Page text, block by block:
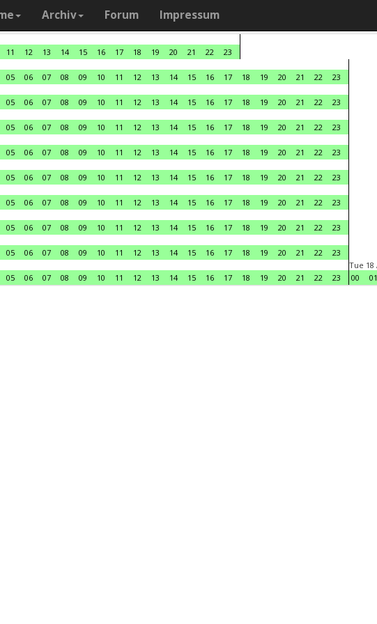
Archiv Forum Impressum
11 12 13 14 15 16 17 18 19 20 21 22
23
05 06 07 08 09 10 11 12 13 14 15 16 17 18 19 20 21 22
23
05 06 07 08 09 10 11 12 13 14 15 16 17 18 19 20 21 22
23
05 06 07 08 09 10 11 12 13 14 15 16 17 18 19 20 21 22
23
05 06 07 08 09 10 11 12 13 14 15 16 17 18 19 20 21 22
23
05 06 07 08 09 10 11 12 13 14 15 16 17 18 19 20 21 22
23
05 06 07 08 09 10 11 12 13 14 15 16 17 18 19 20 21 22
23
05 06 07 08 09 10 11 12 13 14 15 16 17 18 19 20 21 22
23
05 06 07 08 09 10 11 12 13 14 15 16 17 18 19 20 21 22
23
05 06 07 08 09 10 11 12 13 14 15 16 17 18 19 20 21 22 23
Tue 18
00
01